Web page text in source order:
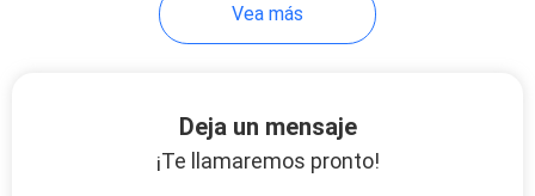
Vea más
Deja un mensaje
¡Te llamaremos pronto!